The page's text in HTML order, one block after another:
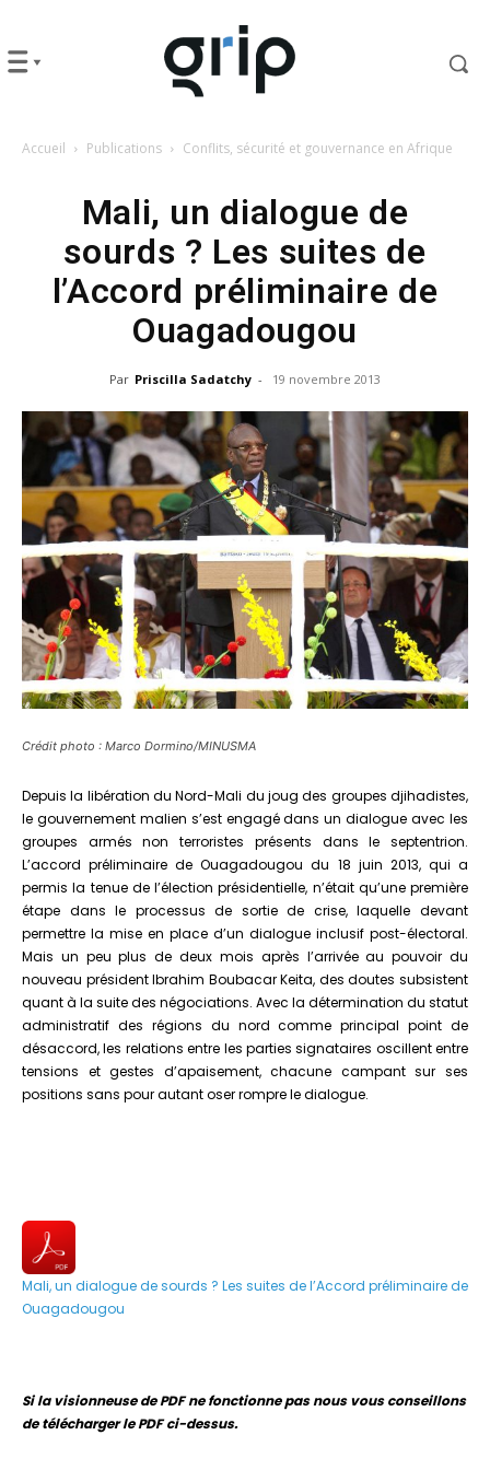
Accueil Publications Conflits, sécurité et gouvernance en Afrique
Mali, un dialogue de
sourds ? Les suites de
l’Accord préliminaire de
Ouagadougou
Par Priscilla Sadatchy - 19 novembre 2013
Crédit photo : Marco Dormino/MINUSMA
Depuis la libération du Nord-Mali du joug des groupes djihadistes,
le gouvernement malien s’est engagé dans un dialogue avec les
groupes armés non terroristes présents dans le septentrion.
L’accord préliminaire de Ouagadougou du 18 juin 2013, qui a
permis la tenue de l’élection présidentielle, n’était qu’une première
étape dans le processus de sortie de crise, laquelle devant
permettre la mise en place d’un dialogue inclusif post-électoral.
Mais un peu plus de deux mois après l’arrivée au pouvoir du
nouveau président Ibrahim Boubacar Keita, des doutes subsistent
quant à la suite des négociations. Avec la détermination du statut
administratif des régions du nord comme principal point de
désaccord, les relations entre les parties signataires oscillent entre
tensions et gestes d’apaisement, chacune campant sur ses
positions sans pour autant oser rompre le dialogue.
Mali, un dialogue de sourds ? Les suites de l’Accord préliminaire de
Ouagadougou
Si la visionneuse de PDF ne fonctionne pas nous vous conseillons
de télécharger le PDF ci-dessus.